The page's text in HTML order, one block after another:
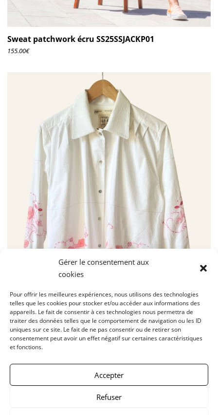
Gérer le consentement aux
cookies
Pour offrir les meilleures expériences, nous utilisons des technologies
telles que les cookies pour stocker et/ou accéder aux informations des
appareils. Le fait de consentir à ces technologies nous permettra de
traiter des données telles que le comportement de navigation ou les ID
uniques sur ce site. Le fait de ne pas consentir ou de retirer son
consentement peut avoir un effet négatif sur certaines caractéristiques
et fonctions.
Accepter
Refuser
Sweat patchwork écru SS25SSJACKP01
155.00€